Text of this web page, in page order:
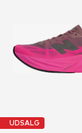
UDSALG